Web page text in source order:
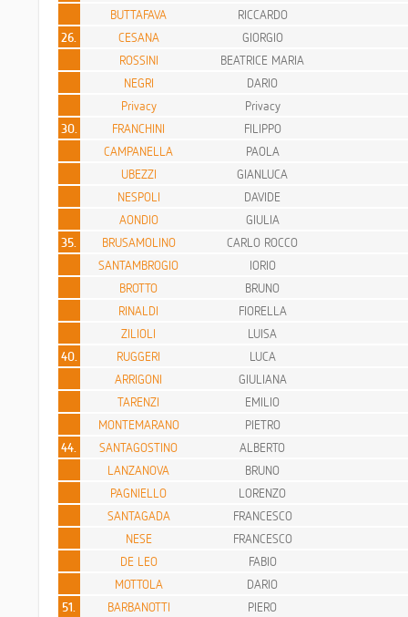
BUTTAFAVA
RICCARDO
26.
CESANA
GIORGIO
ROSSINI
BEATRICE MARIA
NEGRI
DARIO
Privacy
Privacy
30.
FRANCHINI
FILIPPO
CAMPANELLA
PAOLA
UBEZZI
GIANLUCA
NESPOLI
DAVIDE
AONDIO
GIULIA
35.
BRUSAMOLINO
CARLO ROCCO
SANTAMBROGIO
IORIO
BROTTO
BRUNO
RINALDI
FIORELLA
ZILIOLI
LUISA
40.
RUGGERI
LUCA
ARRIGONI
GIULIANA
TARENZI
EMILIO
MONTEMARANO
PIETRO
44.
SANTAGOSTINO
ALBERTO
LANZANOVA
BRUNO
PAGNIELLO
LORENZO
SANTAGADA
FRANCESCO
NESE
FRANCESCO
DE LEO
FABIO
MOTTOLA
DARIO
51.
BARBANOTTI
PIERO